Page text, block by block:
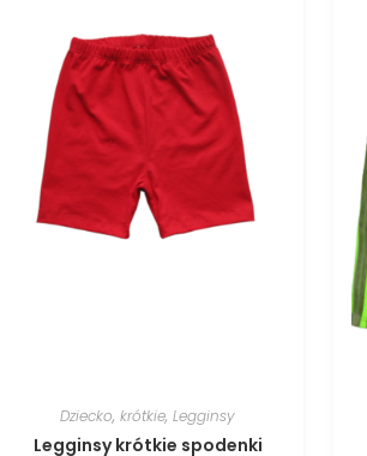
Dziecko,krótkie,Legginsy
Legginsy krótkie spodenki